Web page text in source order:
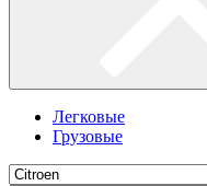
Легковые
Грузовые